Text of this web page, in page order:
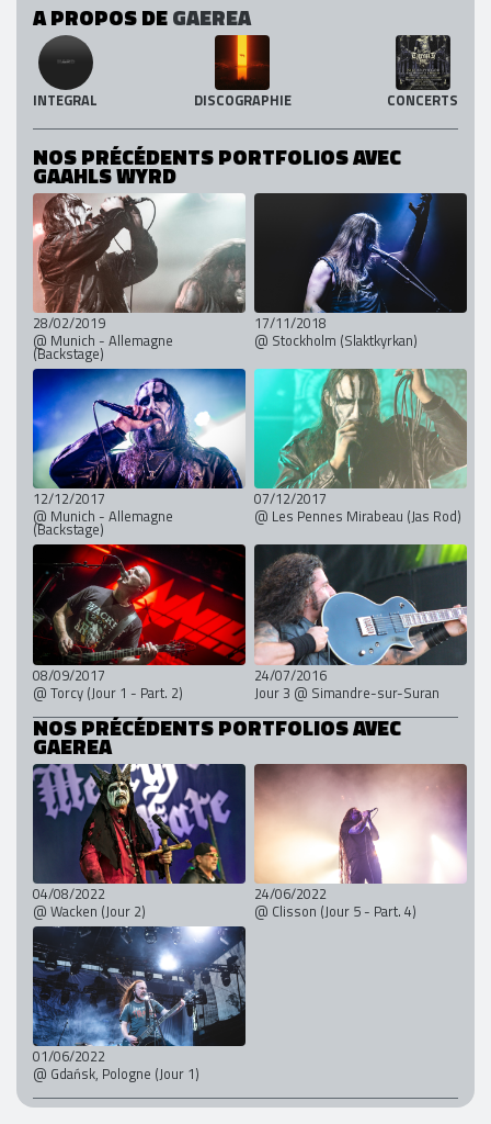
A PROPOS DEGAEREA
INTEGRAL DISCOGRAPHIE CONCERTS
NOS PRÉCÉDENTS PORTFOLIOS AVEC
GAAHLS WYRD
28/02/2019
@ Munich - Allemagne
(Backstage)
17/11/2018
@ Stockholm (Slaktkyrkan)
12/12/2017
@ Munich - Allemagne
(Backstage)
07/12/2017
@ Les Pennes Mirabeau (Jas Rod)
08/09/2017
@ Torcy (Jour 1 - Part. 2)
24/07/2016
Jour 3 @ Simandre-sur-Suran
NOS PRÉCÉDENTS PORTFOLIOS AVEC
GAEREA
04/08/2022
@ Wacken (Jour 2)
24/06/2022
@ Clisson (Jour 5 - Part. 4)
01/06/2022
@ Gdańsk, Pologne (Jour 1)